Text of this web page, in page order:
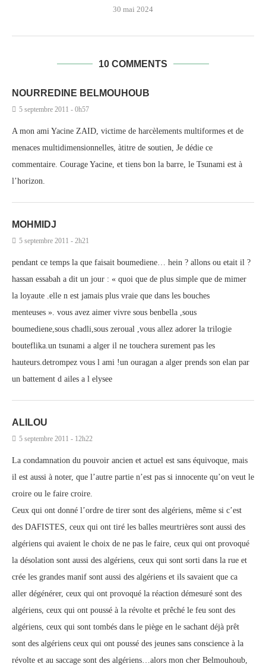
30 mai 2024
10 COMMENTS
NOURREDINE BELMOUHOUB
5 septembre 2011 - 0h57
A mon ami Yacine ZAID, victime de harcèlements multiformes et de
menaces multidimensionnelles, àtitre de soutien, Je dédie ce
commentaire. Courage Yacine, et tiens bon la barre, le Tsunami est à
l’horizon.
MOHMIDJ
5 septembre 2011 - 2h21
pendant ce temps la que faisait boumediene… hein ? allons ou etait il ?
hassan essabah a dit un jour : « quoi que de plus simple que de mimer
la loyaute .elle n est jamais plus vraie que dans les bouches
menteuses ». vous avez aimer vivre sous benbella ,sous
boumediene,sous chadli,sous zeroual ,vous allez adorer la trilogie
bouteflika.un tsunami a alger il ne touchera surement pas les
hauteurs.detrompez vous l ami !un ouragan a alger prends son elan par
un battement d ailes a l elysee
ALILOU
5 septembre 2011 - 12h22
La condamnation du pouvoir ancien et actuel est sans équivoque, mais
il est aussi à noter, que l’autre partie n’est pas si innocente qu’on veut le
croire ou le faire croire.
Ceux qui ont donné l’ordre de tirer sont des algériens, même si c’est
des DAFISTES, ceux qui ont tiré les balles meurtrières sont aussi des
algériens qui avaient le choix de ne pas le faire, ceux qui ont provoqué
la désolation sont aussi des algériens, ceux qui sont sorti dans la rue et
crée les grandes manif sont aussi des algériens et ils savaient que ca
aller dégénérer, ceux qui ont provoqué la réaction démesuré sont des
algériens, ceux qui ont poussé à la révolte et prêché le feu sont des
algériens, ceux qui sont tombés dans le piège en le sachant déjà prêt
sont des algériens ceux qui ont poussé des jeunes sans conscience à la
révolte et au saccage sont des algériens…alors mon cher Belmouhoub,